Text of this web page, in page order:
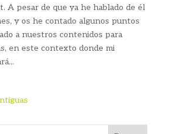
A pesar de que ya he hablado de él
y os he contado algunos puntos
a nuestros contenidos para
en este contexto donde mi